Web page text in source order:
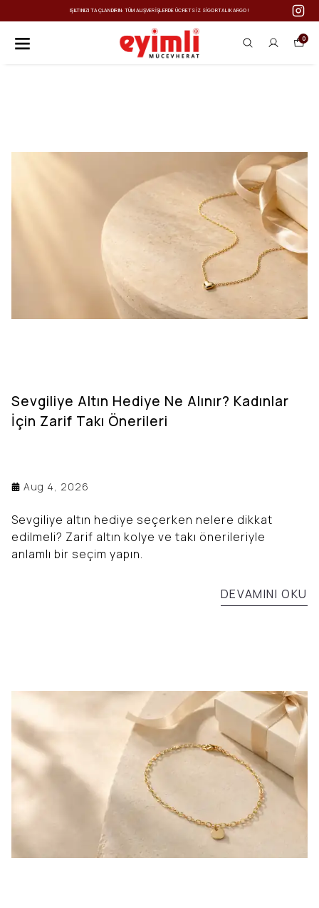
IŞILTINIZI TAÇLANDIRIN: TÜM ALIŞVERIŞLERDE ÜCRETSIZ SIGORTALI KARGO!
0
Sevgiliye Altın Hediye Ne Alınır? Kadınlar
İçin Zarif Takı Önerileri
Aug 4, 2026
Sevgiliye altın hediye seçerken nelere dikkat
edilmeli? Zarif altın kolye ve takı önerileriyle
anlamlı bir seçim yapın.
DEVAMINI OKU